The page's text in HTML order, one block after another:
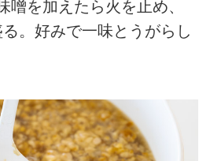
噌を加えたら火を止め、
。好みで一味とうがらし